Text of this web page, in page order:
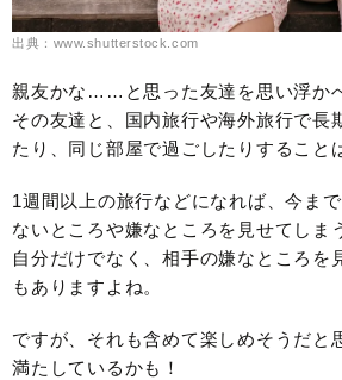
出典：www.shutterstock.com
親友かな……と思った友達を思い浮か
その友達と、国内旅行や海外旅行で長
たり、同じ部屋で過ごしたりすること
1週間以上の旅行などになれば、今ま
ないところや嫌なところを見せてしま
自分だけでなく、相手の嫌なところを
もありますよね。
ですが、それも含めて楽しめそうだと
満たしているかも！